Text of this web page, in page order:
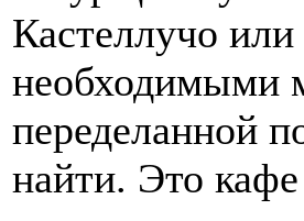
Кастеллучо
необходимыми
переделанной
найти. Это